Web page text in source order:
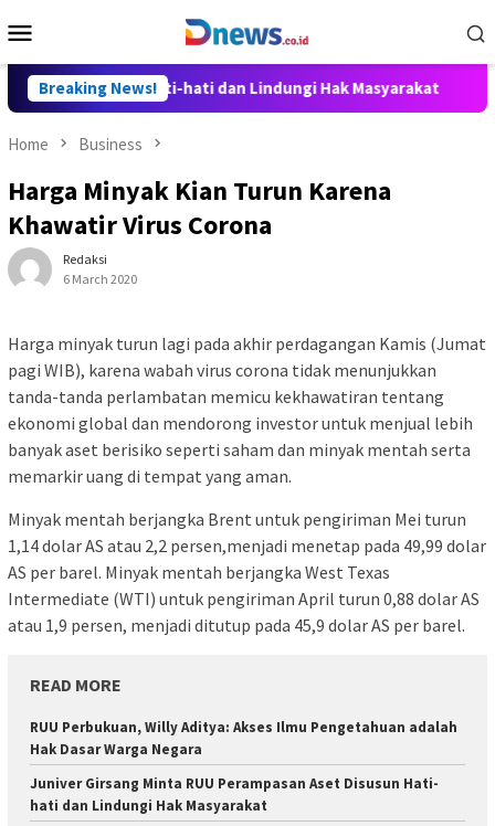
to
Menu
Breaking News!
Disusun Hati-hati dan Lindungi Hak Masyarakat
Home Business
Harga Minyak Kian Turun Karena
Khawatir Virus Corona
Redaksi
6 March 2020
Harga minyak turun lagi pada akhir perdagangan Kamis (Jumat
pagi WIB), karena wabah virus corona tidak menunjukkan
tanda-tanda perlambatan memicu kekhawatiran tentang
ekonomi global dan mendorong investor untuk menjual lebih
banyak aset berisiko seperti saham dan minyak mentah serta
memarkir uang di tempat yang aman.
Minyak mentah berjangka Brent untuk pengiriman Mei turun
1,14 dolar AS atau 2,2 persen,menjadi menetap pada 49,99 dolar
AS per barel. Minyak mentah berjangka West Texas
Intermediate (WTI) untuk pengiriman April turun 0,88 dolar AS
atau 1,9 persen, menjadi ditutup pada 45,9 dolar AS per barel.
READ MORE
RUU Perbukuan, Willy Aditya: Akses Ilmu Pengetahuan adalah
Hak Dasar Warga Negara
Juniver Girsang Minta RUU Perampasan Aset Disusun Hati-
hati dan Lindungi Hak Masyarakat